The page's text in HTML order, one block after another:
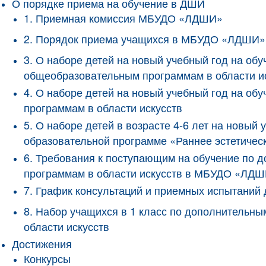
1. Приемная комиссия МБУДО «ЛДШИ»
2. Порядок приема учащихся в МБУДО «ЛДШИ»
3. О наборе детей на новый учебный год на
общеобразовательным программам в области
4. О наборе детей на новый учебный год на
программам в области искусств
5. О наборе детей в возрасте 4-6 лет на
образовательной программе «Раннее
6. Требования к поступающим на обучение по
программам в области искусств в МБУДО
7. График консультаций и приемных
8. Набор учащихся в 1 класс по
области искусств
Достижения
Конкурсы